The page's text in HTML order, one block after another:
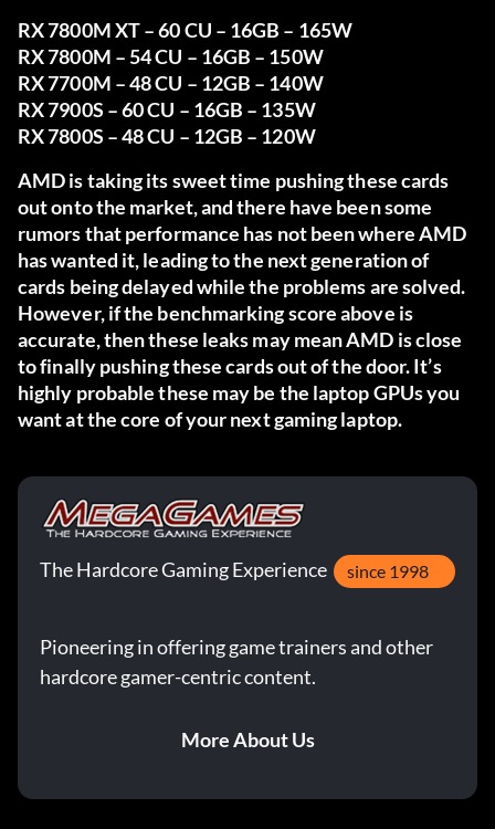
RX 7800M XT – 60 CU – 16GB – 165W
RX 7800M – 54 CU – 16GB – 150W
RX 7700M – 48 CU – 12GB – 140W
RX 7900S – 60 CU – 16GB – 135W
RX 7800S – 48 CU – 12GB – 120W
AMD is taking its sweet time pushing these cards
out onto the market, and there have been some
rumors that performance has not been where AMD
has wanted it, leading to the next generation of
cards being delayed while the problems are solved.
However, if the benchmarking score above is
accurate, then these leaks may mean AMD is close
to finally pushing these cards out of the door. It’s
highly probable these may be the laptop GPUs you
want at the core of your next gaming laptop.
The Hardcore Gaming Experience since 1998
Pioneering in offering game trainers and other
hardcore gamer-centric content.
More About Us